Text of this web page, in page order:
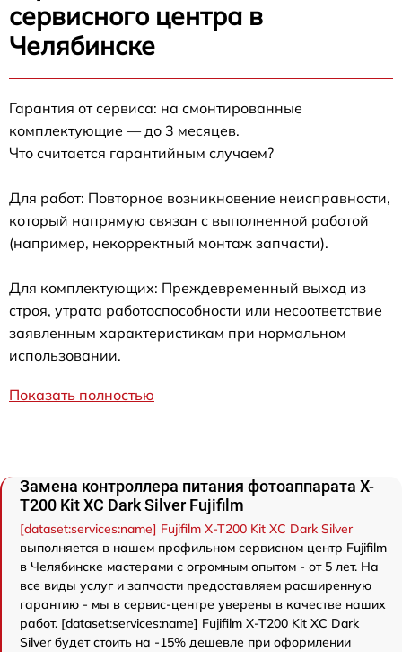
сервисного центра в
Челябинске
Гарантия от сервиса: на смонтированные
комплектующие — до 3 месяцев.
Что считается гарантийным случаем?
Для работ: Повторное возникновение неисправности,
который напрямую связан с выполненной работой
(например, некорректный монтаж запчасти).
Для комплектующих: Преждевременный выход из
строя, утрата работоспособности или несоответствие
заявленным характеристикам при нормальном
использовании.
Показать полностью
Замена контроллера питания фотоаппарата X-
T200 Kit XC Dark Silver Fujifilm
[dataset:services:name] Fujifilm X-T200 Kit XC Dark Silver
выполняется в нашем профильном сервисном центр Fujifilm
в Челябинске мастерами с огромным опытом - от 5 лет. На
все виды услуг и запчасти предоставляем расширенную
гарантию - мы в сервис-центре уверены в качестве наших
работ. [dataset:services:name] Fujifilm X-T200 Kit XC Dark
Silver будет стоить на -15% дешевле при оформлении